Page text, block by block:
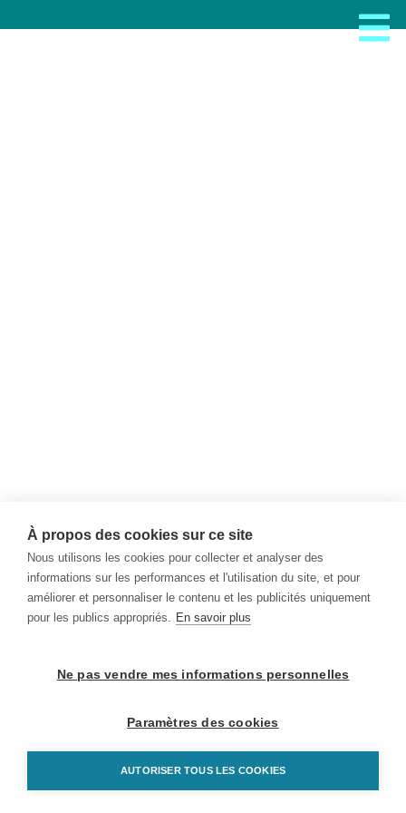
À propos des cookies sur ce site
Nous utilisons les cookies pour collecter et analyser des
informations sur les performances et l'utilisation du site, et pour
améliorer et personnaliser le contenu et les publicités uniquement
pour les publics appropriés. En savoir plus
Ne pas vendre mes informations personnelles
Paramètres des cookies
AUTORISER TOUS LES COOKIES